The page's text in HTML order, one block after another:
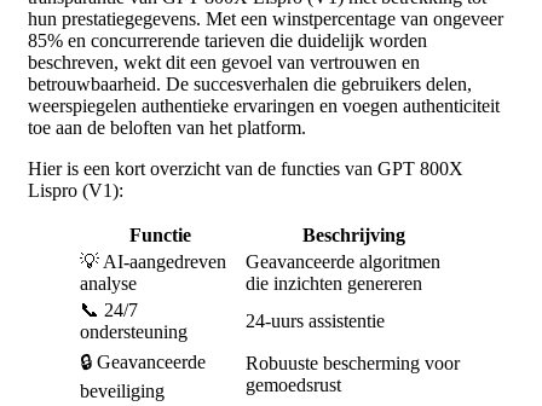
hun prestatiegegevens. Met een winstpercentage van ongeveer
85% en concurrerende tarieven die duidelijk worden
beschreven, wekt dit een gevoel van vertrouwen en
betrouwbaarheid. De succesverhalen die gebruikers delen,
weerspiegelen authentieke ervaringen en voegen authenticiteit
toe aan de beloften van het platform.
Hier is een kort overzicht van de functies van GPT 800X
Lispro (V1):
Functie
Beschrijving
💡 AI-aangedreven
analyse
Geavanceerde algoritmen
die inzichten genereren
📞 24/7
ondersteuning
24-uurs assistentie
🔒 Geavanceerde
beveiliging
Robuuste bescherming voor
gemoedsrust